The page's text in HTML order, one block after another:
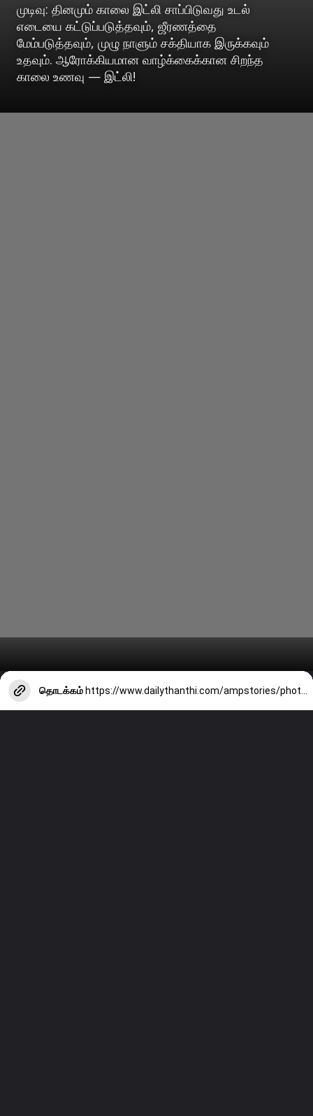
முடிவு: தினமும் காலை இட்லி சாப்பிடுவது உடல்
எடையை கட்டுப்படுத்தவும், ஜீரணத்தை
மேம்படுத்தவும், முழு நாளும் சக்தியாக இருக்கவும்
உதவும். ஆரோக்கியமான வாழ்க்கைக்கான சிறந்த
காலை உணவு — இட்லி!
தொடக்கம்